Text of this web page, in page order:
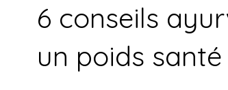
6 conseils
un poids